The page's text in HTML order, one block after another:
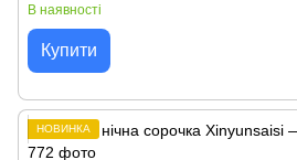
В наявності
Купити
НОВИНКА